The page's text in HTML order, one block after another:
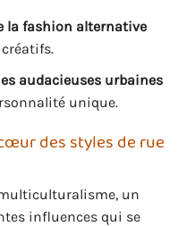
la fashion alternative
audacieuses urbaines
unique.
des styles de rue
un
influences qui se